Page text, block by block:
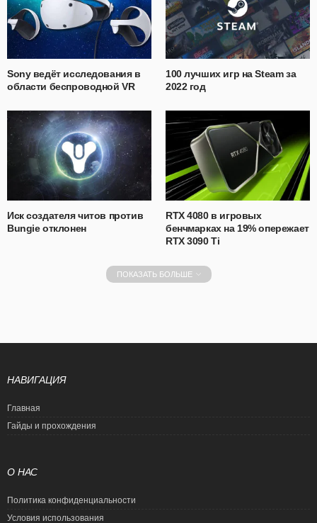
Sony ведёт исследования в
области беспроводной VR
100 лучших игр на Steam за
2022 год
Иск создателя читов против
Bungie отклонен
RTX 4080 в игровых
бенчмарках на 19% опережает
RTX 3090 Ti
ПОКАЗАТЬ БОЛЬШЕ
НАВИГАЦИЯ
Главная
Гайды и прохождения
О НАС
Политика конфиденциальности
Условия использования